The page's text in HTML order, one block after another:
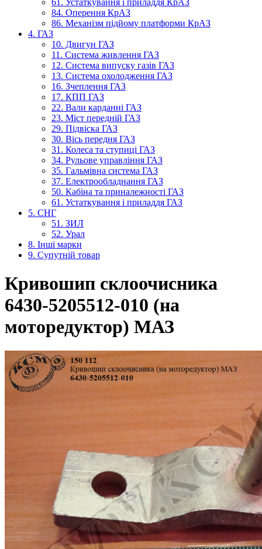
61. Устаткування і приладдя КрАЗ
84. Оперення КрАЗ
86. Механізм підйому платформи КрАЗ
4. ГАЗ
10. Двигун ГАЗ
11. Система живлення ГАЗ
12. Система випуску газів ГАЗ
13. Система охолодження ГАЗ
16. Зчеплення ГАЗ
17. КПП ГАЗ
22. Вали карданні ГАЗ
23. Міст передній ГАЗ
29. Підвіска ГАЗ
30. Вісь передня ГАЗ
31. Колеса та ступиці ГАЗ
34. Рульове управління ГАЗ
35. Гальмівна система ГАЗ
37. Електрообладнання ГАЗ
50. Кабіна та приналежності ГАЗ
61. Устаткування і приладдя ГАЗ
5. СНГ
51. ЗИЛ
52. Урал
8. Інші марки
9. Супутній товар
Кривошип склоочисника
6430-5205512-010 (на
моторедуктор) МАЗ